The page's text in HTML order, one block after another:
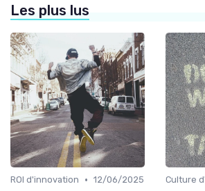
Les plus lus
ROI d'innovation • 12/06/2025